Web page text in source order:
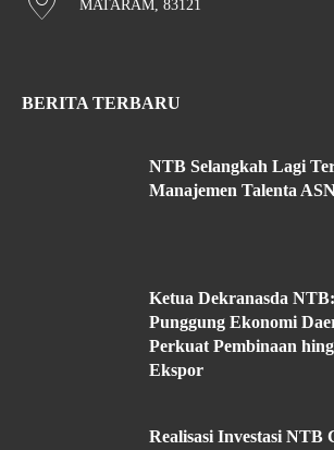
MATARAM, 83121
BERITA TERBARU
NTB Selangkah Lagi
Manajemen Talenta
Ketua Dekranasda
Punggung Ekonomi
Perkuat Pembinaan
Ekspor
Realisasi Investasi NTB